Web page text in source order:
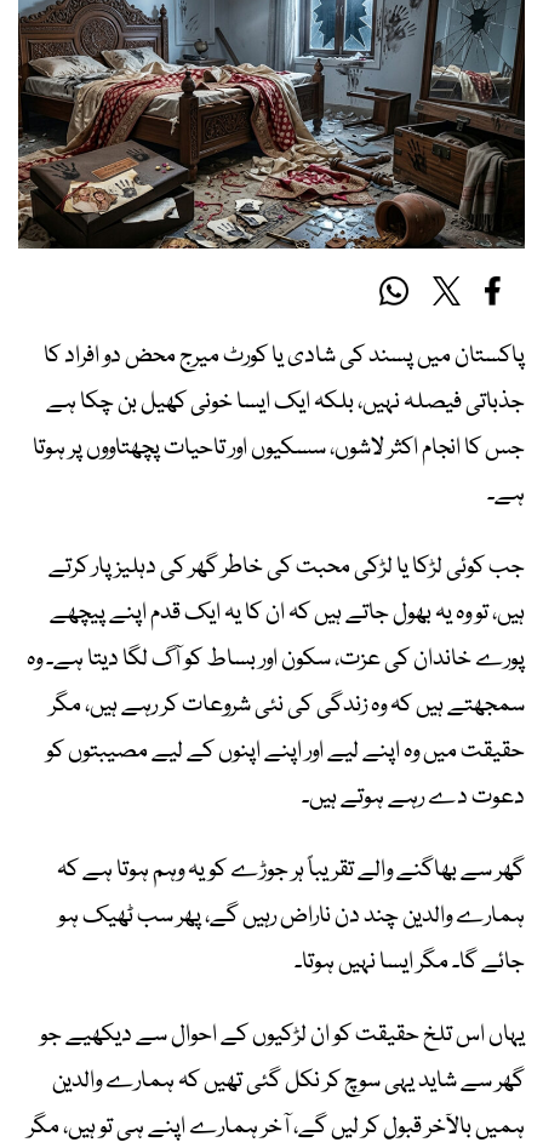
پاکستان میں پسند کی شادی یا کورٹ میرج محض دو افراد کا
جذباتی فیصلہ نہیں، بلکہ ایک ایسا خونی کھیل بن چکا ہے
جس کا انجام اکثر لاشوں، سسکیوں اور تاحیات پچھتاووں پر ہوتا
ہے۔
جب کوئی لڑکا یا لڑکی محبت کی خاطر گھر کی دہلیز پار کرتے
ہیں، تو وہ یہ بھول جاتے ہیں کہ ان کا یہ ایک قدم اپنے پیچھے
پورے خاندان کی عزت، سکون اور بساط کو آگ لگا دیتا ہے۔ وہ
سمجھتے ہیں کہ وہ زندگی کی نئی شروعات کر رہے ہیں، مگر
حقیقت میں وہ اپنے لیے اور اپنے اپنوں کے لیے مصیبتوں کو
دعوت دے رہے ہوتے ہیں۔
گھر سے بھاگنے والے تقریباً ہر جوڑے کو یہ وہم ہوتا ہے کہ
ہمارے والدین چند دن ناراض رہیں گے، پھر سب ٹھیک ہو
جائے گا۔ مگر ایسا نہیں ہوتا۔
یہاں اس تلخ حقیقت کو ان لڑکیوں کے احوال سے دیکھیے جو
گھر سے شاید یہی سوچ کر نکل گئی تھیں کہ ہمارے والدین
ہمیں بالآخر قبول کر لیں گے، آخر ہمارے اپنے ہی تو ہیں، مگر